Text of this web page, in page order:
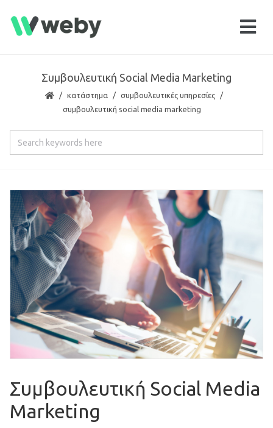
Συμβουλευτική Social Media Marketing
κατάστημα
συμβουλευτικές υπηρεσίες
συμβουλευτική social media marketing
Συμβουλευτική Social Media
Marketing